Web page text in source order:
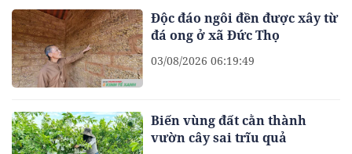
Độc đáo ngôi đền được xây từ
đá ong ở xã Đức Thọ
03/08/2026 06:19:49
Biến vùng đất cằn thành
vườn cây sai trĩu quả